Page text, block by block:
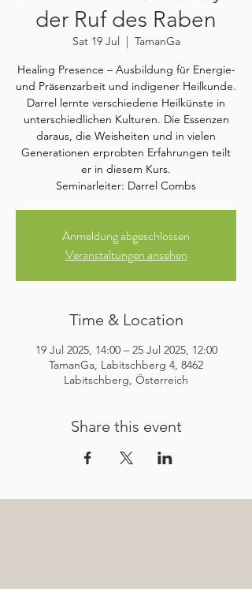
der Ruf des Raben
Sat 19 Jul
  |
TamanGa
Healing Presence – Ausbildung für Energie-
und Präsenzarbeit und indigener Heilkunde.
Darrel lernte verschiedene Heilkünste in
unterschiedlichen Kulturen. Die Essenzen
daraus, die Weisheiten und in vielen
Generationen erprobten Erfahrungen teilt
er in diesem Kurs.
Seminarleiter: Darrel Combs
Anmeldung abgeschlossen
Veranstaltungen ansehen
Time & Location
19 Jul 2025, 14:00 – 25 Jul 2025, 12:00
TamanGa, Labitschberg 4, 8462
Labitschberg, Österreich
Share this event